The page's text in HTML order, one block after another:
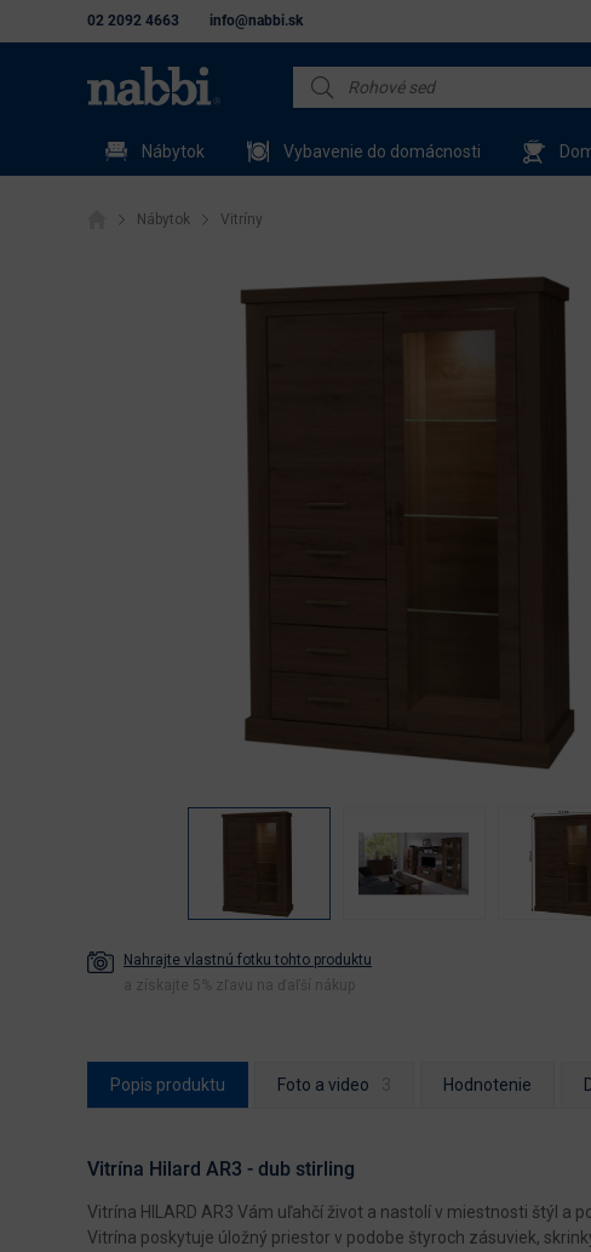
02 2092 4663 info@nabbi.sk
Nábytok Vybavenie do domácnosti
Nábytok Vitríny
Nahrajte vlastnú fotku tohto produktu
a získajte 5% zľavu na ďaľší nákup
Popis produktu Foto a video Hodnotenie
Vitrína Hilard AR3 - dub stirling
Vitrína HILARD AR3 Vám uľahčí život a nastolí v miestnosti štýl a
Vitrína poskytuje úložný priestor v podobe štyroch zásuviek,